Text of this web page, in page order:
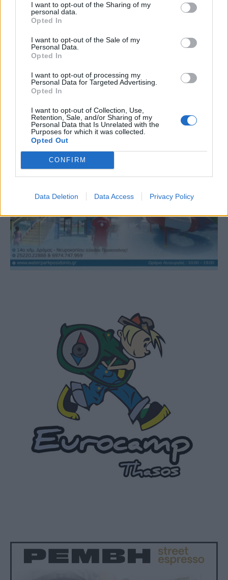
I want to opt-out of the Sharing of my
personal data.
Opted In
I want to opt-out of the Sale of my
Personal Data.
Opted In
I want to opt-out of processing my
Personal Data for Targeted Advertising.
Opted In
I want to opt-out of Collection, Use,
Retention, Sale, and/or Sharing of my
Personal Data that Is Unrelated with the
Purposes for which it was collected.
Opted Out
CONFIRM
Data Deletion Data Access Privacy Policy
3 / 63597 Άρθρα
ΝΕΟΤΕΡΑ
Ψήφισμα της Συγκλήτου
του ΔΠΘ για την ίδρυση
στην Αλεξανδρούπολη
ΠΑΛΑΙΟΤΕΡΑ
«Ἡ Πόλις ἑάλω»! Όχι όμως